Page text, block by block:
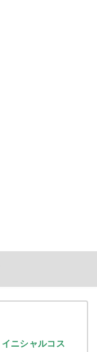
イニシャルコス